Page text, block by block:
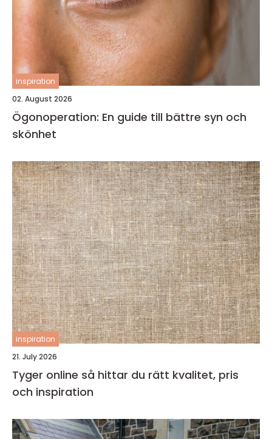
inspiration
02. August 2026
Ögonoperation: En guide till bättre syn och
skönhet
inspiration
21. July 2026
Tyger online så hittar du rätt kvalitet, pris
och inspiration